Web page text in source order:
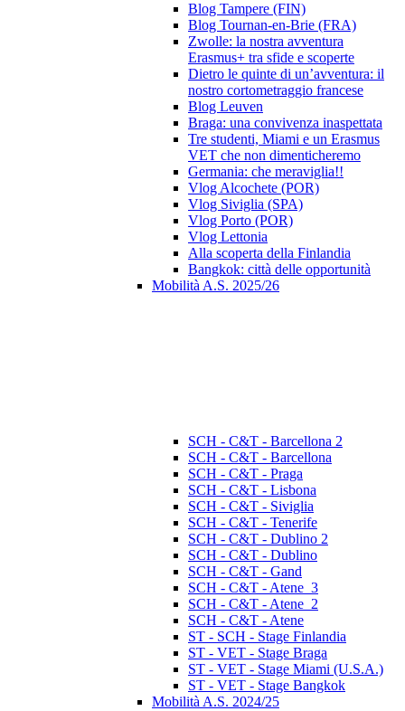
Blog Tampere (FIN)
Blog Tournan-en-Brie (FRA)
Zwolle: la nostra avventura
Erasmus+ tra sfide e scoperte
Dietro le quinte di un’avventura: il
nostro cortometraggio francese
Blog Leuven
Braga: una convivenza inaspettata
Tre studenti, Miami e un Erasmus
VET che non dimenticheremo
Germania: che meraviglia!!
Vlog Alcochete (POR)
Vlog Siviglia (SPA)
Vlog Porto (POR)
Vlog Lettonia
Alla scoperta della Finlandia
Bangkok: città delle opportunità
Mobilità A.S. 2025/26
SCH - C&T - Barcellona 2
SCH - C&T - Barcellona
SCH - C&T - Praga
SCH - C&T - Lisbona
SCH - C&T - Siviglia
SCH - C&T - Tenerife
SCH - C&T - Dublino 2
SCH - C&T - Dublino
SCH - C&T - Gand
SCH - C&T - Atene_3
SCH - C&T - Atene_2
SCH - C&T - Atene
ST - SCH - Stage Finlandia
ST - VET - Stage Braga
ST - VET - Stage Miami (U.S.A.)
ST - VET - Stage Bangkok
Mobilità A.S. 2024/25